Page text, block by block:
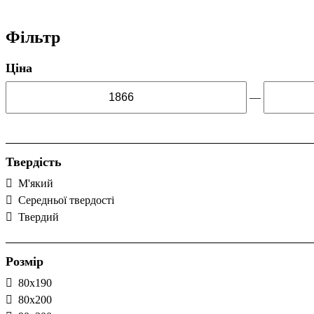
Фільтр
Ціна
—
Твердість
М'який
Середньої твердості
Твердий
Розмір
80x190
80x200